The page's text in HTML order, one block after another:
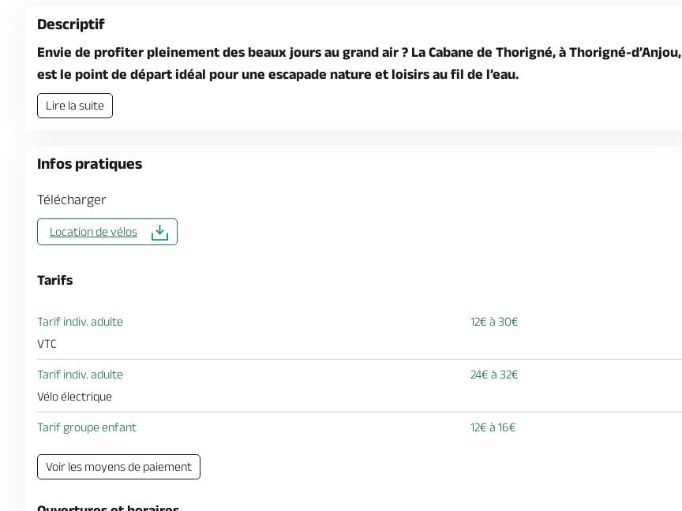
Descriptif
Envie de profiter pleinement des beaux jours au grand air ? La Cabane de Thorigné, à Thorigné-d’Anjou,
est le point de départ idéal pour une escapade nature et loisirs au fil de l’eau.
Lire la suite
Infos pratiques
Télécharger
Location de vélos
Tarifs
Tarif indiv. adulte
12€ à 30€
VTC
Tarif indiv. adulte
24€ à 32€
Vélo électrique
Tarif groupe enfant 12€ à 16€
Voir les moyens de paiement